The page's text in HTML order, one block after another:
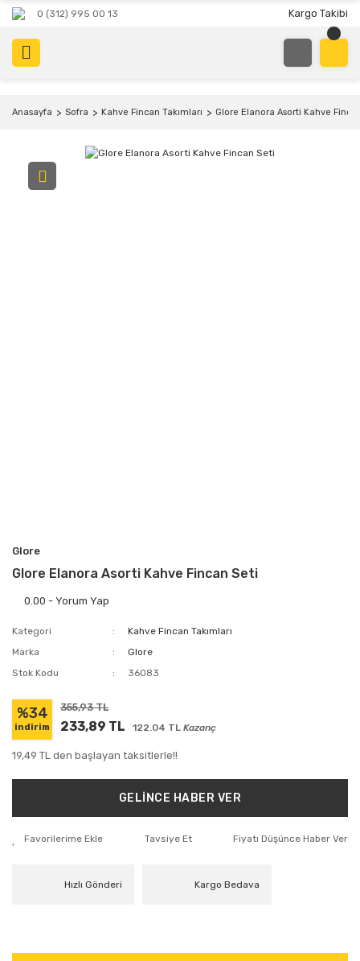
0 (312) 995 00 13 Kargo Takibi
Anasayfa Sofra Kahve Fincan Takımları Glore Elanora Asorti Kahve
Glore
Glore Elanora Asorti Kahve Fincan Seti
0.00 - Yorum Yap
Kategori
Kahve Fincan Takımları
Marka
Glore
Stok Kodu
36083
%34
indirim
355,93 TL
233,89 TL 122.04 TL Kazanç
19,49 TL den başlayan taksitlerle!!
GELİNCE HABER VER
Tavsiye Et Fiyatı Düşünce Haber Ver
Hızlı Gönderi Kargo Bedava